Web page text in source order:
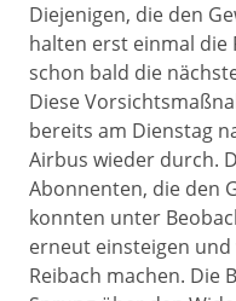
Diejenigen, die den
halten erst einmal die
schon bald die
Diese
bereits am Dienstag
Airbus wieder durch.
Abonnenten, die den
konnten unter
erneut einsteigen
Reibach machen. Die